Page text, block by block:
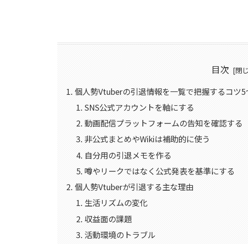
目次
個人勢Vtuberの引退情報を一覧で把握するコツ5
SNS公式アカウントを軸にする
動画配信プラットフォームの告知を確認する
非公式まとめやWikiは補助的に使う
自分用の引退メモを作る
噂やリークではなく公式発表を基準にする
個人勢Vtuberが引退する主な理由
生活リズムの変化
収益面の課題
活動環境のトラブル